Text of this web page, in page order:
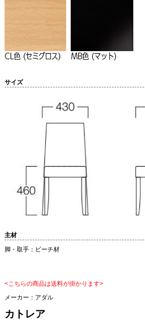
サイズ
主材
脚・取手：ビーチ材
<こちらの商品は送料が掛かります>
メーカー： アダル
カトレア